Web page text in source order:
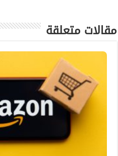
مقالات متعلقة